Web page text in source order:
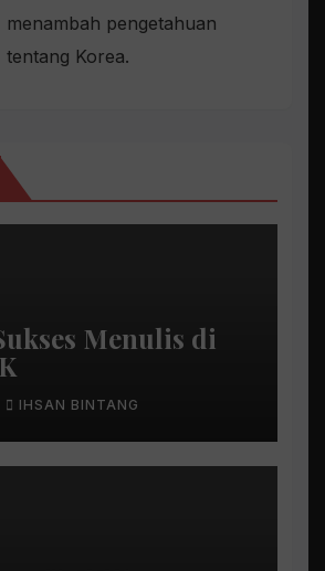
menambah pengetahuan
tentang Korea.
Menulis di
IHSAN BINTANG